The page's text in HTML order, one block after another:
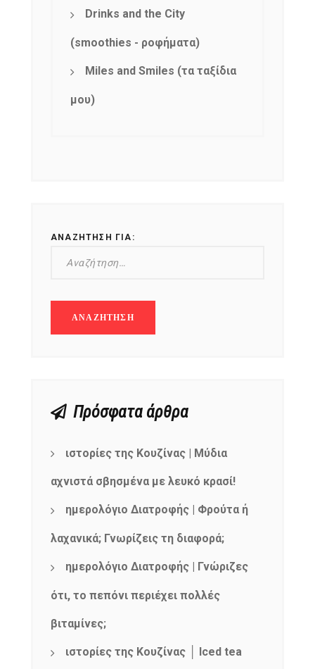
Drinks and the City
(smoothies - ροφήματα)
Miles and Smiles (τα ταξίδια
μου)
ΑΝΑΖΉΤΗΣΗ ΓΙΑ:
Πρόσφατα άρθρα
ιστορίες της Κουζίνας | Μύδια
αχνιστά σβησμένα με λευκό κρασί!
ημερολόγιο Διατροφής | Φρούτα ή
λαχανικά; Γνωρίζεις τη διαφορά;
ημερολόγιο Διατροφής | Γνώριζες
ότι, το πεπόνι περιέχει πολλές
βιταμίνες;
ιστορίες της Κουζίνας │ Iced tea